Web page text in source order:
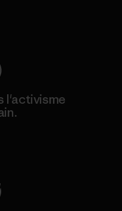
l'activisme